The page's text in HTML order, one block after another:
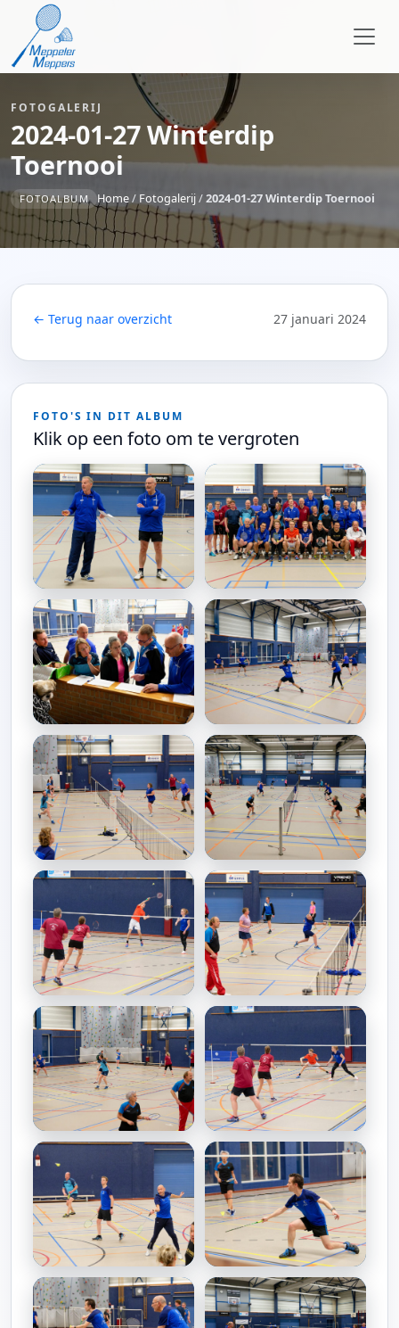
FOTOGALERIJ
2024-01-27 Winterdip
Toernooi
FOTOALBUM Home/ Fotogalerij/2024-01-27 Winterdip Toernooi
← Terug naar overzicht 27 januari 2024
FOTO'S IN DIT ALBUM
Klik op een foto om te vergroten